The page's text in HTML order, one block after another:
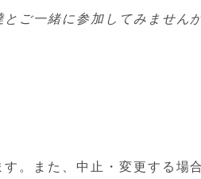
ご一緒に参加してみませんか
。また、中止・変更する